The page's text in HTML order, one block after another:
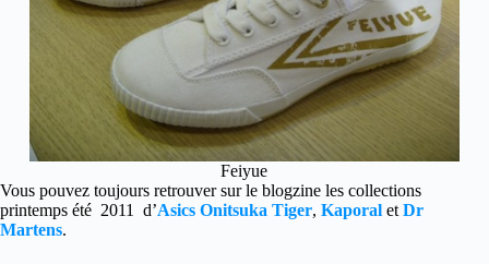
Feiyue
Vous pouvez toujours retrouver sur le blogzine les collections
printemps été 2011 d’Asics Onitsuka Tiger, Kaporal et Dr
Martens.